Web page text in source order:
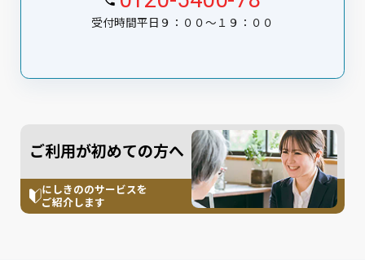
受付時間平日９：００〜１９：００
ご利用が初めての方へ
にしきののサービスを
ご紹介します